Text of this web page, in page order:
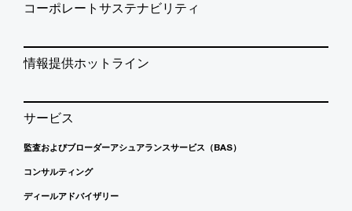
コーポレートサステナビリティ
情報提供ホットライン
サービス
監査およびブローダーアシュアランスサービス（BAS）
コンサルティング
ディールアドバイザリー